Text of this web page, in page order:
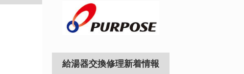
給湯器交換修理新着情報